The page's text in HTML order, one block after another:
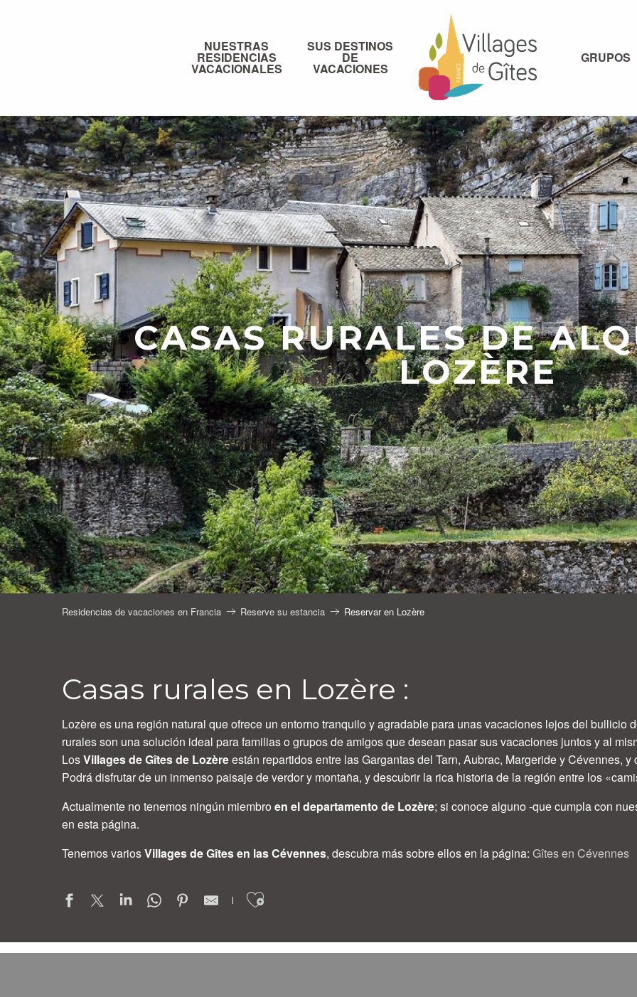
NUESTRAS
RESIDENCIAS
VACACIONALES
SUS DESTINOS
DE
VACACIONES
GRUPOS
CASAS RURALES DE
LOZÈRE
Residencias de vacaciones en Francia Reserve su estancia Reservar en Lozère
Casas rurales en Lozère :
Lozère es una región natural que ofrece un entorno tranquilo y agradable para unas vacaciones lejos del bullicio
rurales son una solución ideal para familias o grupos de amigos que desean pasar sus vacaciones juntos y al
LosVillages de Gîtes de Lozèreestán repartidos entre las Gargantas del Tarn, Aubrac, Margeride y Cévennes,
Podrá disfrutar de un inmenso paisaje de verdor y montaña, y descubrir la rica historia de la región entre los
Actualmente no tenemos ningún miembro en el departamento de Lozère; si conoce alguno -que cumpla con
en esta página.
Tenemos variosVillages de Gîtes en las Cévennes, descubra más sobre ellos en la página: Gîtes en Cévennes
Ajouter aux favoris
LES GRANGES DE LEO, Gîte à Aston